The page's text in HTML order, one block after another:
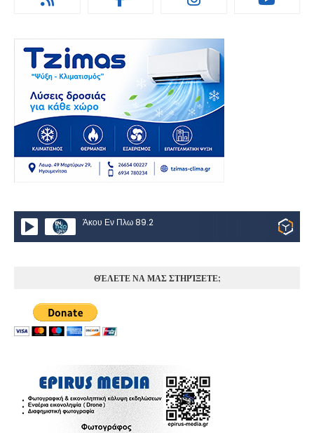
Άκου Εν Πλω 89.2
ΘΈΛΕΤΕ ΝΑ ΜΑΣ ΣΤΗΡΊΞΕΤΕ;